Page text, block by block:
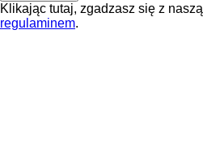
Klikając tutaj, zgadzasz się z naszą
regulaminem.